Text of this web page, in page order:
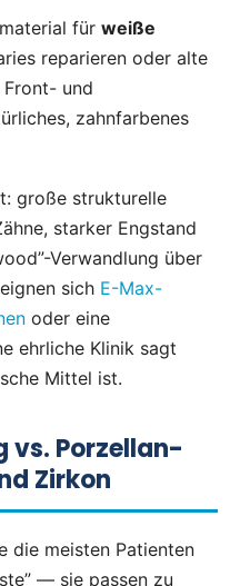
für weiße
reparieren oder alte
und
zahnfarbenes
große strukturelle
starker Engstand
Verwandlung über
sich E-Max-
oder eine
ehrliche Klinik sagt
Mittel ist.
vs. Porzellan-
Zirkon
die meisten Patienten
— sie passen zu